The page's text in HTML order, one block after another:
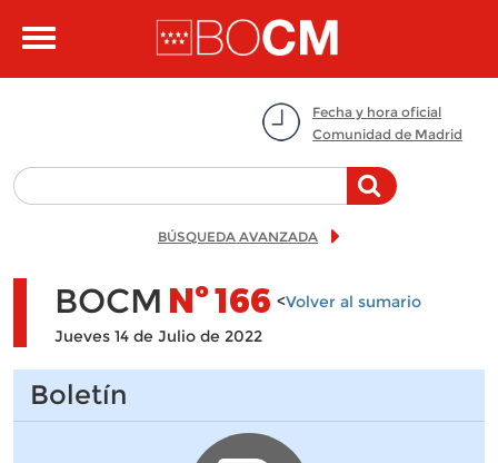
Toggle
Fecha y hora oficial
Comunidad de Madrid
BÚSQUEDA AVANZADA
BOCM Nº166 <Volver al sumario
Jueves 14 de Julio de 2022
Boletín